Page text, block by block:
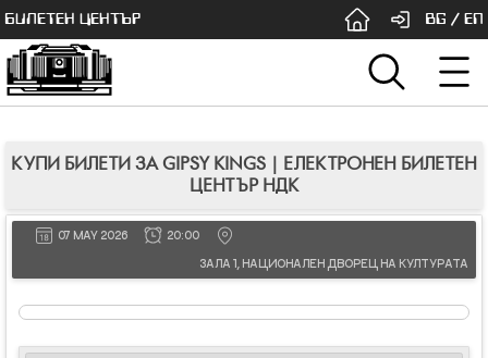
БИЛЕТЕН ЦЕНТЪР BG / EN
КУПИ БИЛЕТИ ЗА GIPSY KINGS | ЕЛЕКТРОНЕН БИЛЕТЕН
ЦЕНТЪР НДК
07 MAY 2026
20:00
ЗАЛА 1, НАЦИОНАЛЕН ДВОРЕЦ НА КУЛТУРАТА